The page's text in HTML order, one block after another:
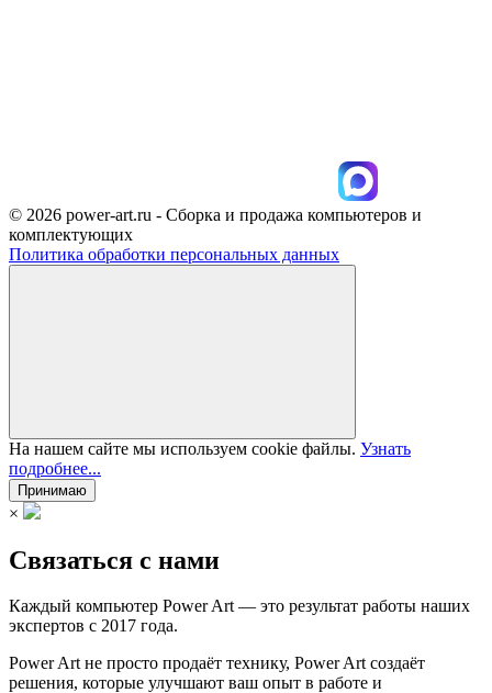
© 2026 power-art.ru - Сборка и продажа компьютеров и
комплектующих
Политика обработки персональных данных
На нашем сайте мы используем cookie файлы. Узнать
подробнее...
Принимаю
×
Связаться с нами
Каждый компьютер Power Art — это результат работы наших
экспертов с 2017 года.
Power Art не просто продаёт технику, Power Art создаёт
решения, которые улучшают ваш опыт в работе и